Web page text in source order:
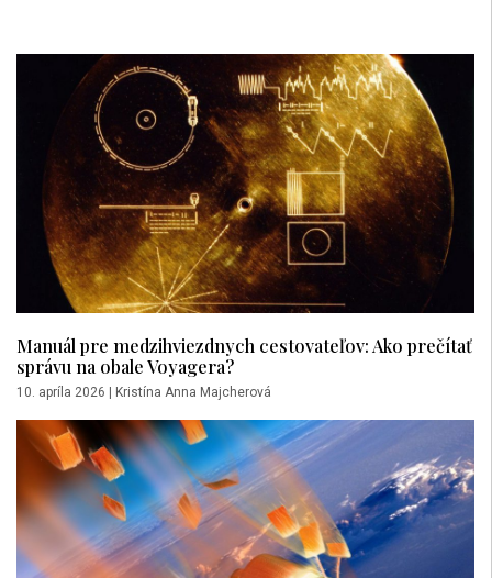
Manuál pre medzihviezdnych cestovateľov: Ako prečítať
správu na obale Voyagera?
10. apríla 2026 Kristína Anna Majcherová